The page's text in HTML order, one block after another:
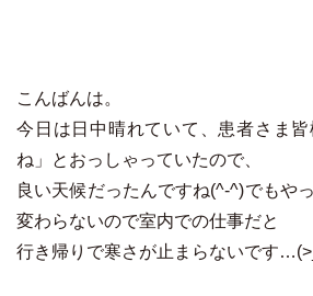
こんばんは。
今日は日中晴れていて、患者さま
ね」とおっしゃっていたので、
良い天候だったんですね(^-^)でもや
変わらないので室内での仕事だと
行き帰りで寒さが止まらないです